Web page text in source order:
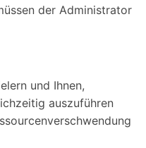
der Administrator
und Ihnen,
auszuführen